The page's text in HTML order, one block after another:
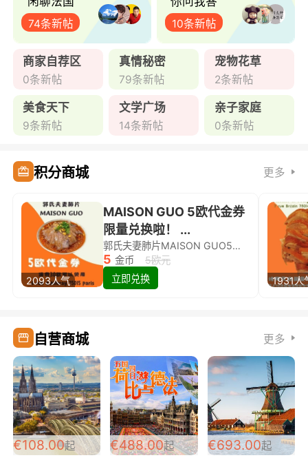
74条新帖 10条新帖
商家自荐区
0条新帖
真情秘密
79条新帖
宠物花草
2条新帖
美食天下
9条新帖
文学广场
14条新帖
亲子家庭
0条新帖
积分商城 更多
2093人气
MAISON GUO 5欧代金券
限量兑换啦！ ...
郭氏夫妻肺片MAISON GUO5欧代金券限量兑换啦！
5 金币
5欧元
立即兑换
1931人
自营商城 更多
€108.00起 €488.00起 €693.00起